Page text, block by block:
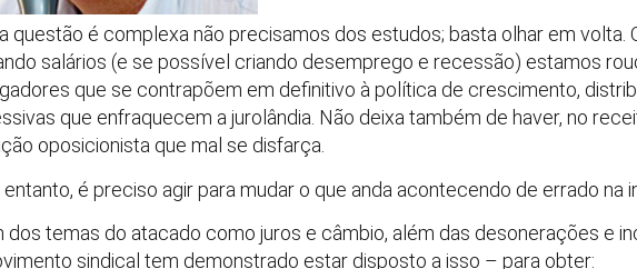
questão é complexa não precisamos dos estudos; basta olhar em volta.
salários (e se possível criando desemprego e recessão) estamos
que se contrapõem em definitivo à política de crescimento,
que enfraquecem a jurolândia. Não deixa também de haver, no
oposicionista que mal se disfarça.
entanto, é preciso agir para mudar o que anda acontecendo de errado na
dos temas do atacado como juros e câmbio, além das desonerações e
sindical tem demonstrado estar disposto a isso – para obter: